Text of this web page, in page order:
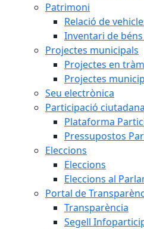
Patrimoni
Relació de
Inventari de
Projectes municipals
Projectes en
Projectes
Seu electrònica
Participació ciutadana
Plataforma
Pressupostos
Eleccions
Eleccions
Eleccions al
Portal de
Transparència
Segell